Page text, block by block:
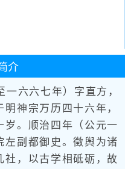
介
六六七年）字直方，
神宗万历四十六年，
岁。顺治四年（公元一
左副都御史。徵舆为诸
社，以古学相砥砺，故